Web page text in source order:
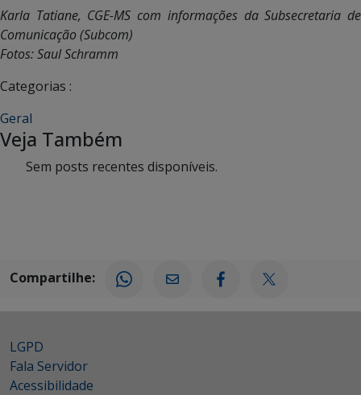
Karla Tatiane, CGE-MS com informações da Subsecretaria de
Comunicação (Subcom)
Fotos: Saul Schramm
Categorias :
Geral
Veja Também
Sem posts recentes disponíveis.
Compartilhe:
LGPD
Fala Servidor
Acessibilidade